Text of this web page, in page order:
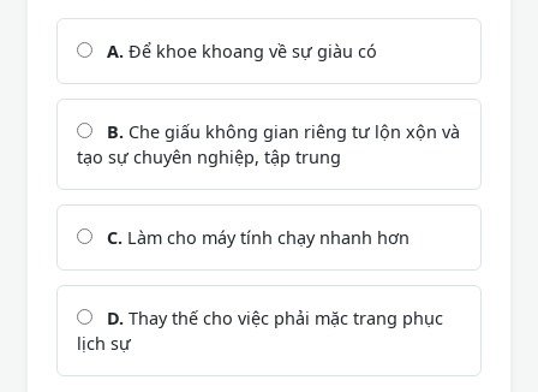
A. Để khoe khoang về sự giàu có
B. Che giấu không gian riêng tư lộn xộn và
tạo sự chuyên nghiệp, tập trung
C. Làm cho máy tính chạy nhanh hơn
D. Thay thế cho việc phải mặc trang phục
lịch sự